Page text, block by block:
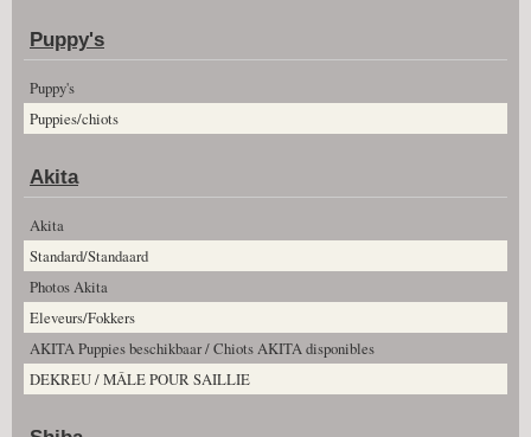
Puppy's
Puppy's
Puppies/chiots
Akita
Akita
Standard/Standaard
Photos Akita
Eleveurs/Fokkers
AKITA Puppies beschikbaar / Chiots AKITA disponibles
DEKREU / MÂLE POUR SAILLIE